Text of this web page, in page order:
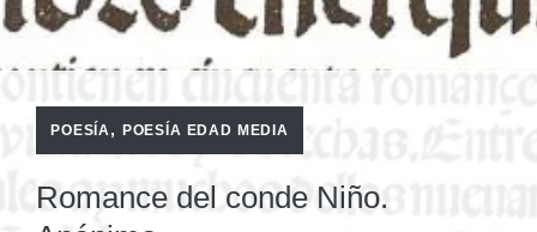
POESÍA, POESÍA EDAD MEDIA
Romance del conde Niño.